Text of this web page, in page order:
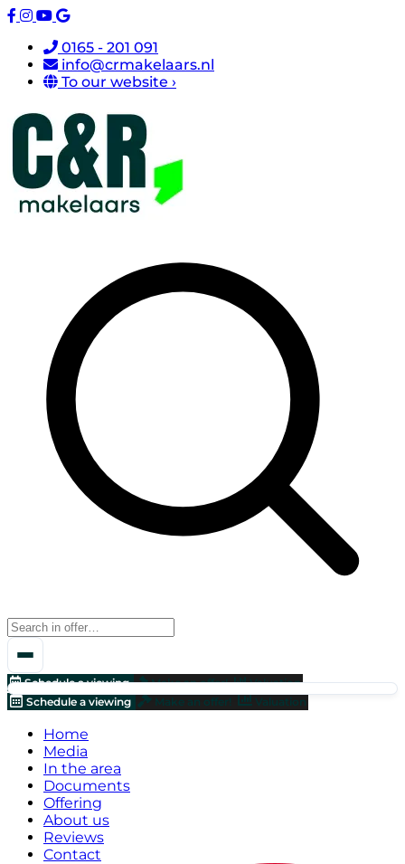
0165 - 201 091
info@crmakelaars.nl
To our website ›
Schedule a viewing Make an offer!
Valuation
Schedule a viewing
Make an offer! Valuation
Home
Media
In the area
Documents
Offering
About us
Reviews
Contact